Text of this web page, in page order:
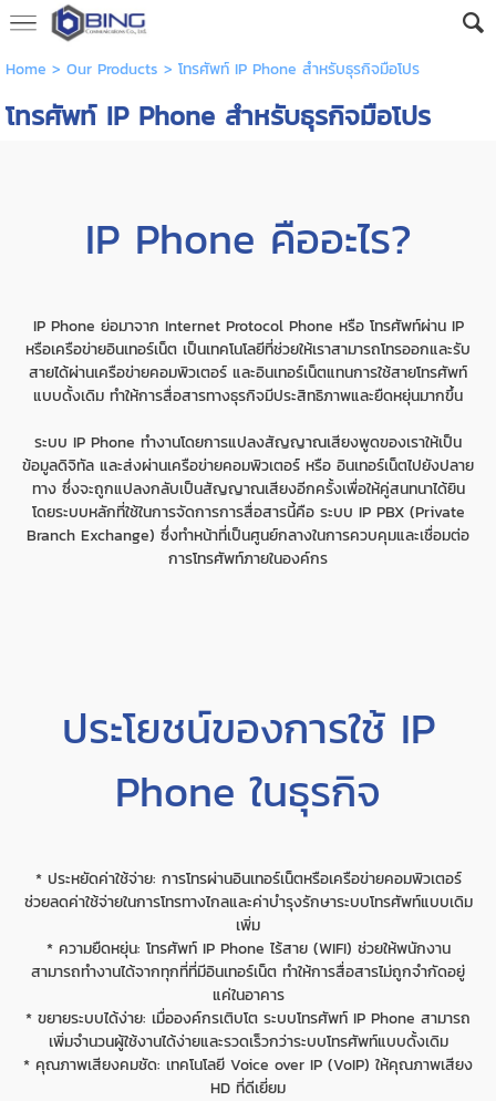
Home > Our Products > โทรศัพท์ IP Phone สำหรับธุรกิจมือโปร
โทรศัพท์ IP Phone สำหรับธุรกิจมือโปร
IP Phone คืออะไร?
IP Phone ย่อมาจาก Internet Protocol Phone หรือ โทรศัพท์ผ่าน IP
หรือเครือข่ายอินเทอร์เน็ต เป็นเทคโนโลยีที่ช่วยให้เราสามารถโทรออกและรับ
สายได้ผ่านเครือข่ายคอมพิวเตอร์ และอินเทอร์เน็ตแทนการใช้สายโทรศัพท์
แบบดั้งเดิม ทำให้การสื่อสารทางธุรกิจมีประสิทธิภาพและยืดหยุ่นมากขึ้น
ระบบ IP Phone ทำงานโดยการแปลงสัญญาณเสียงพูดของเราให้เป็น
ข้อมูลดิจิทัล และส่งผ่านเครือข่ายคอมพิวเตอร์ หรือ อินเทอร์เน็ตไปยังปลาย
ทาง ซึ่งจะถูกแปลงกลับเป็นสัญญาณเสียงอีกครั้งเพื่อให้คู่สนทนาได้ยิน
โดยระบบหลักที่ใช้ในการจัดการการสื่อสารนี้คือ ระบบ IP PBX (Private
Branch Exchange) ซึ่งทำหน้าที่เป็นศูนย์กลางในการควบคุมและเชื่อมต่อ
การโทรศัพท์ภายในองค์กร
ประโยชน์ของการใช้ IP
Phone ในธุรกิจ
* ประหยัดค่าใช้จ่าย: การโทรผ่านอินเทอร์เน็ตหรือเครือข่ายคอมพิวเตอร์
ช่วยลดค่าใช้จ่ายในการโทรทางไกลและค่าบำรุงรักษาระบบโทรศัพท์แบบเดิม
เพิ่ม
* ความยืดหยุ่น: โทรศัพท์ IP Phone ไร้สาย (WIFI) ช่วยให้พนักงาน
สามารถทำงานได้จากทุกที่ที่มีอินเทอร์เน็ต ทำให้การสื่อสารไม่ถูกจำกัดอยู่
แค่ในอาคาร
* ขยายระบบได้ง่าย: เมื่อองค์กรเติบโต ระบบโทรศัพท์ IP Phone สามารถ
เพิ่มจำนวนผู้ใช้งานได้ง่ายและรวดเร็วกว่าระบบโทรศัพท์แบบดั้งเดิม
* คุณภาพเสียงคมชัด: เทคโนโลยี Voice over IP (VoIP) ให้คุณภาพเสียง
HD ที่ดีเยี่ยม